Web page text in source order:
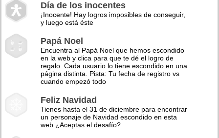
Día de los inocentes
¡Inocente! Hay logros imposibles de conseguir,
y luego está éste
Papá Noel
Encuentra al Papá Noel que hemos escondido
en la web y clica para que te dé el logro de
regalo. Cada usuario lo tiene escondido en una
página distinta. Pista: Tu fecha de registro vs
cuando empezó todo
Feliz Navidad
Tienes hasta el 31 de diciembre para encontrar
un personaje de Navidad escondido en esta
web ¿Aceptas el desafío?